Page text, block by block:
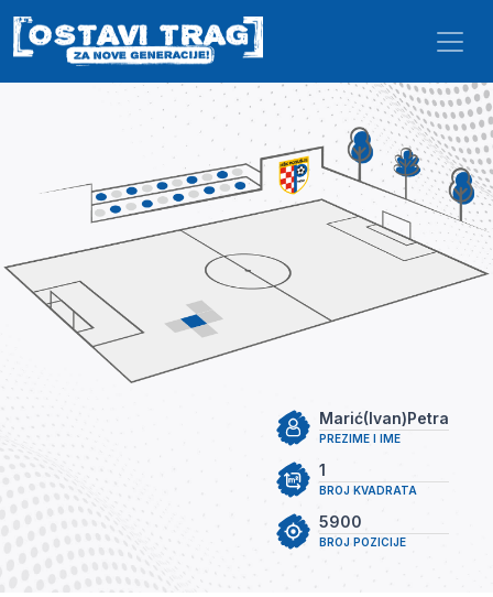
Skip to main content
PREZIME I IME
Marić(Ivan)Petra
BROJ KVADRATA
1
BROJ POZICIJE
5900